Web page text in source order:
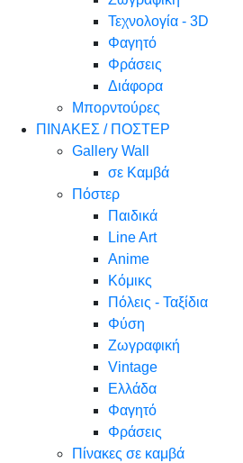
Τεχνολογία - 3D
Φαγητό
Φράσεις
Διάφορα
Μπορντούρες
ΠΙΝΑΚΕΣ / ΠΟΣΤΕΡ
Gallery Wall
σε Καμβά
Πόστερ
Παιδικά
Line Art
Anime
Κόμικς
Πόλεις - Ταξίδια
Φύση
Ζωγραφική
Vintage
Ελλάδα
Φαγητό
Φράσεις
Πίνακες σε καμβά